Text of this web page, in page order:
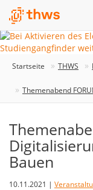
Startseite THWS
Themenabend
Bauen
10.11.2021 |